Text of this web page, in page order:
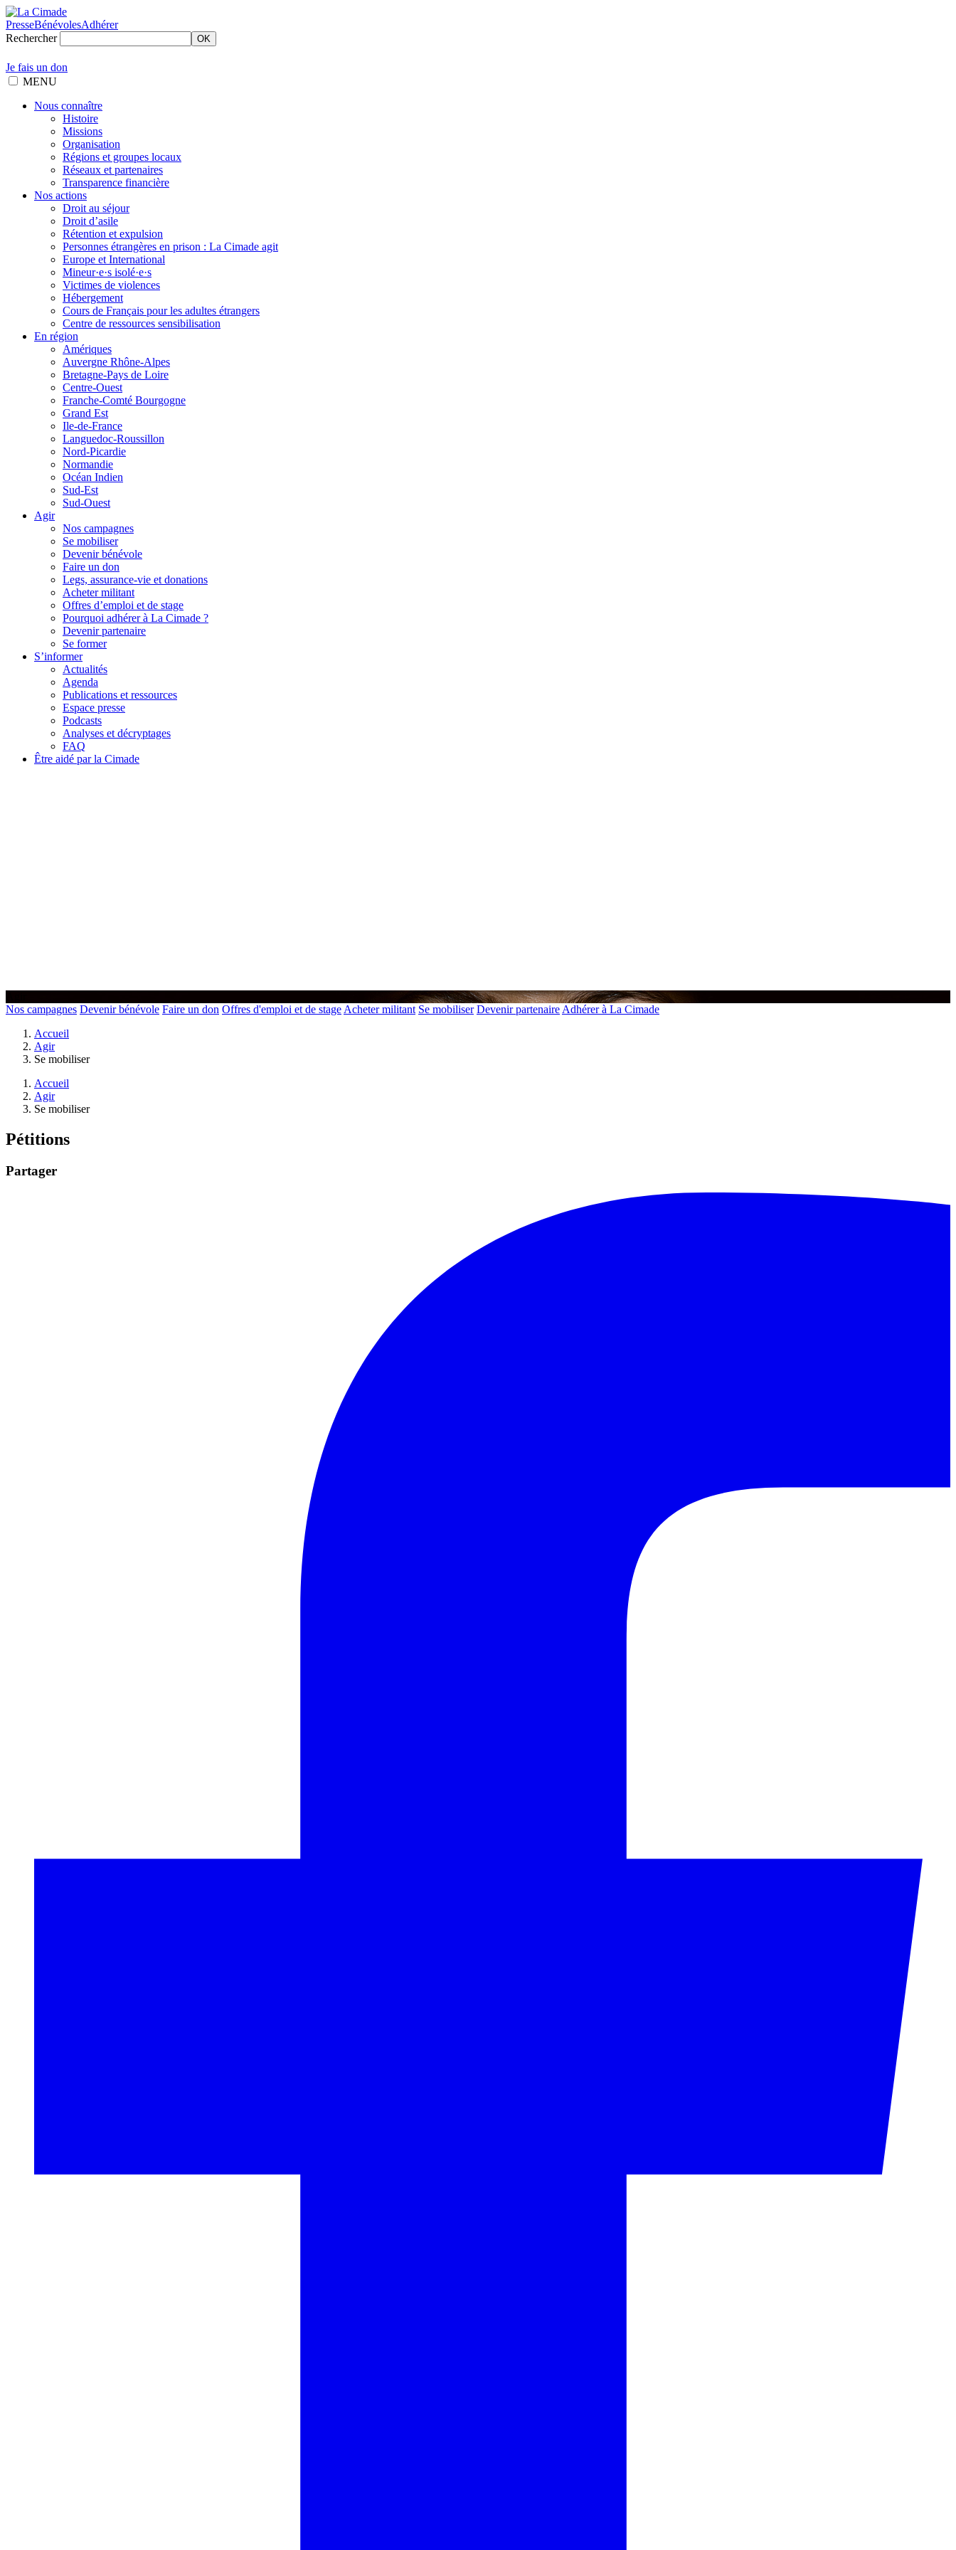
PresseBénévolesAdhérer
Rechercher
OK
Je fais un don
MENU
Nous connaître
Histoire
Missions
Organisation
Régions et groupes locaux
Réseaux et partenaires
Transparence financière
Nos actions
Droit au séjour
Droit d’asile
Rétention et expulsion
Personnes étrangères en prison : La Cimade agit
Europe et International
Mineur·e·s isolé·e·s
Victimes de violences
Hébergement
Cours de Français pour les adultes étrangers
Centre de ressources sensibilisation
En région
Amériques
Auvergne Rhône-Alpes
Bretagne-Pays de Loire
Centre-Ouest
Franche-Comté Bourgogne
Grand Est
Ile-de-France
Languedoc-Roussillon
Nord-Picardie
Normandie
Océan Indien
Sud-Est
Sud-Ouest
Agir
Nos campagnes
Se mobiliser
Devenir bénévole
Faire un don
Legs, assurance-vie et donations
Acheter militant
Offres d’emploi et de stage
Pourquoi adhérer à La Cimade ?
Devenir partenaire
Se former
S’informer
Actualités
Agenda
Publications et ressources
Espace presse
Podcasts
Analyses et décryptages
FAQ
Être aidé par la Cimade
Nos campagnes Devenir bénévole Faire un don Offres d'emploi et de stage Acheter militant Se mobiliser Devenir partenaire Adhérer à La Cimade
Accueil
Agir
Se mobiliser
Accueil
Agir
Se mobiliser
Pétitions
Partager